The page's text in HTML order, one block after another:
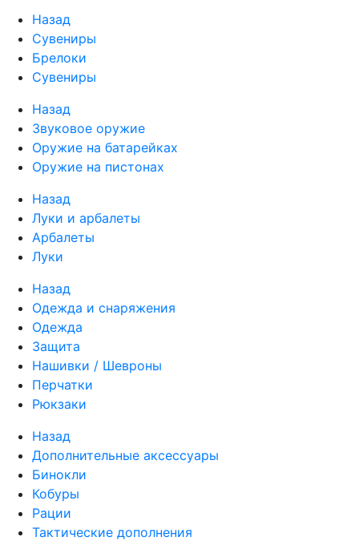
Назад
Сувениры
Брелоки
Сувениры
Назад
Звуковое оружие
Оружие на батарейках
Оружие на пистонах
Назад
Луки и арбалеты
Арбалеты
Луки
Назад
Одежда и снаряжения
Одежда
Защита
Нашивки / Шевроны
Перчатки
Рюкзаки
Назад
Дополнительные аксессуары
Бинокли
Кобуры
Рации
Тактические дополнения